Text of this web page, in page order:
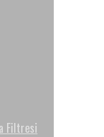
Filtresi